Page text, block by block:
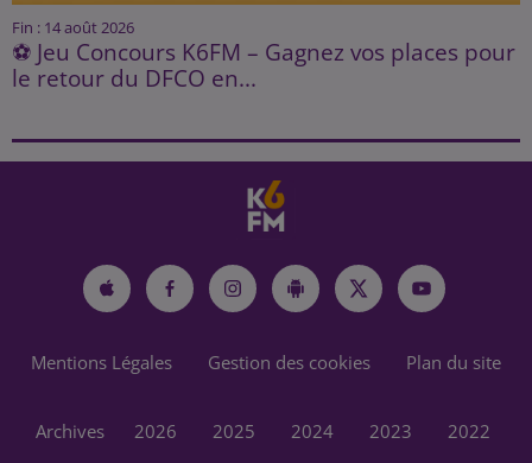
Fin : 14 août 2026
⚽ Jeu Concours K6FM – Gagnez vos places pour
le retour du DFCO en...
Mentions Légales Gestion des cookies Plan du site
Archives 2026 2025 2024 2023 2022